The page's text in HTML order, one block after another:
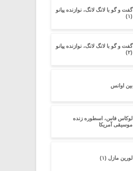
گفت و گو با لانگ لانگ، نوازنده پیانو
(۱)
گفت و گو با لانگ لانگ، نوازنده پیانو
(۲)
بین اوانس
لوکاس فاس، اسطوره زنده
موسیقی آمریکا
لورین مازل (۱)